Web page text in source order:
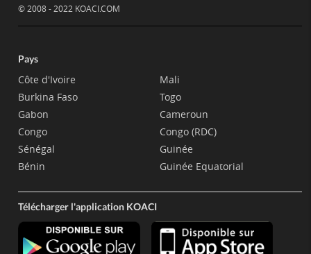
© 2008 - 2022 KOACI.COM
Pays
Côte d'Ivoire
Burkina Faso
Gabon
Congo
Sénégal
Bénin
Mali
Togo
Cameroun
Congo (RDC)
Guinée
Guinée Equatorial
Télécharger l'application KOACI